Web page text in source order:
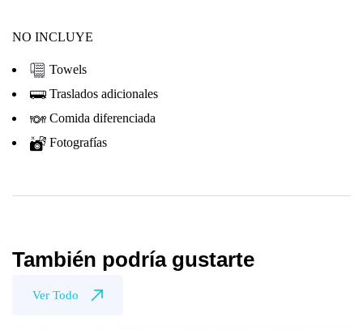
NO INCLUYE
Towels
Traslados adicionales
Comida diferenciada
Fotografías
También podría gustarte
Ver Todo